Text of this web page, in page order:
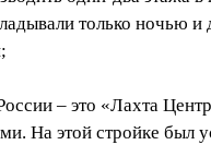
только ночью
– это «Лахта
На этой стройке был